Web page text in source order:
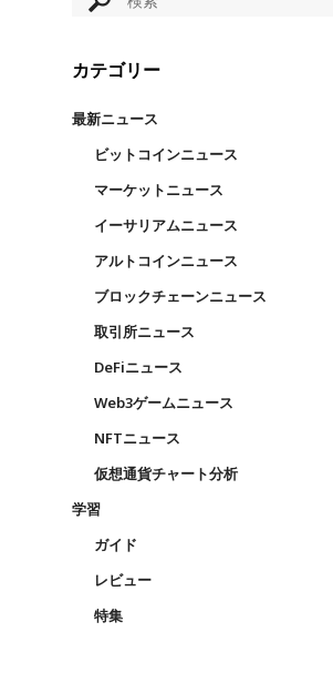
カテゴリー
最新ニュース
ビットコインニュース
マーケットニュース
イーサリアムニュース
アルトコインニュース
ブロックチェーンニュース
取引所ニュース
DeFiニュース
Web3ゲームニュース
NFTニュース
仮想通貨チャート分析
学習
ガイド
レビュー
特集